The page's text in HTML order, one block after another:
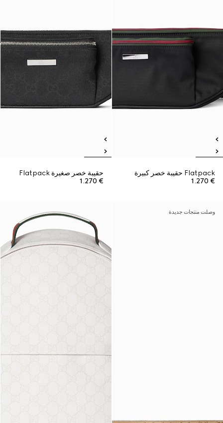
Flatpack حقيبة خصر كبيرة
€ 1.270
حقيبة خصر صغيرة Flatpack
€ 1.270
وصلت منتجات جديدة